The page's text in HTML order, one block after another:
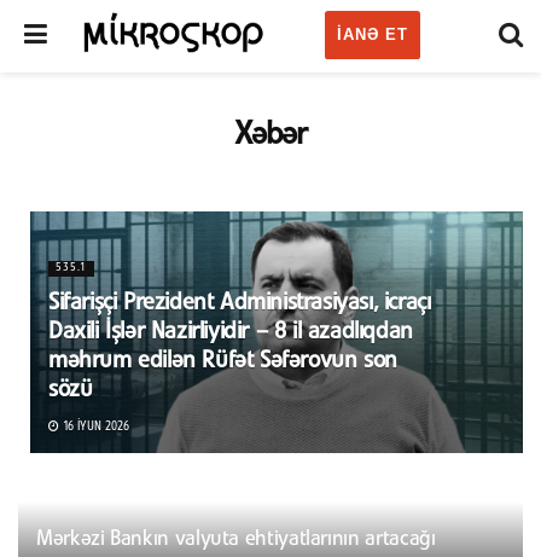
IANƏ ET
Xəbər
535.1
Sifarişçi Prezident Administrasiyası, icraçı
Daxili İşlər Nazirliyidir – 8 il azadlıqdan
məhrum edilən Rüfət Səfərovun son
sözü
16 İYUN 2026
Mərkəzi Bankın valyuta ehtiyatlarının artacağı